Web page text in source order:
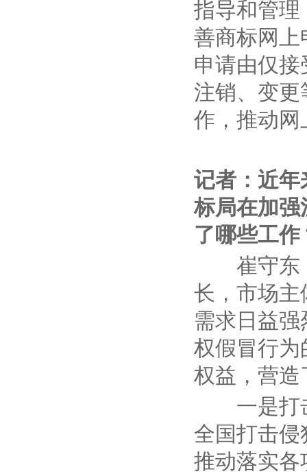
指导和管理
善商标网上
申请由仅
注销、变更
作，推动网
记者： 近年
标局在加强
了哪些工作
崔守东
长，市场主
需求日益
权假冒行为
权益，营造
一是打
全国打击
推动落实各